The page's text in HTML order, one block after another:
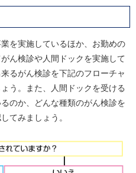
を実施しているほか、お勤めの
ん検診や人間ドックを実施して
るがん検診を下記のフローチャ
う。また、人間ドックを受ける
のか、どんな種類のがん検診を
てみましょう。